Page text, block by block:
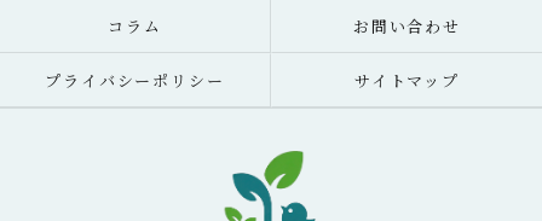
コラム お問い合わせ
プライバシーポリシー サイトマップ